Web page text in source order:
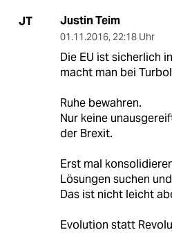
JT Justin Teim
01.11.2016, 22:18 Uhr
Die EU ist sicherlich
macht man bei
Ruhe bewahren.
Nur keine
der Brexit.
Erst mal
Lösungen suchen
Das ist nicht leicht
Evolution statt